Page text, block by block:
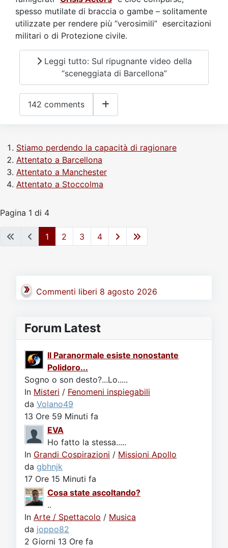
spesso mutilate di braccia o gambe – solitamente
utilizzate per rendere più “verosimili” esercitazioni
militari o di Protezione civile.
Leggi tutto: Sul ripugnante video della
“sceneggiata di Barcellona”
142 comments
Stiamo perdendo la capacità di ragionare
Attentato a Barcellona
Attentato a Manchester
Attentato a Stoccolma
Pagina 1 di 4
1 2 3 4
Commenti liberi 8 agosto 2026
Forum Latest
Il Paranormale esiste nonostante
Polidoro...
Sogno o son desto?...Lo.....
In Misteri / Fenomeni inspiegabili
da Volano49
13 Ore 59 Minuti fa
EVA
Ho fatto la stessa.....
In Grandi Cospirazioni / Missioni Apollo
da gbhnjk
17 Ore 15 Minuti fa
Cosa state ascoltando?
..
In Arte / Spettacolo / Musica
da joppo82
2 Giorni 13 Ore fa